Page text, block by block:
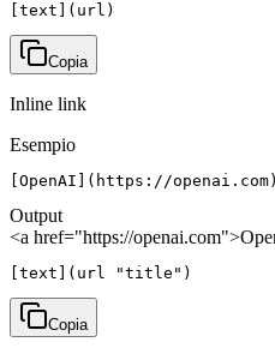
[text](url)
Copia
Inline link
Esempio
[OpenAI](https://openai.com)
Output
<a href="https://
[text](url "title")
Copia